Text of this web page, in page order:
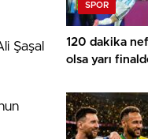
Şaşal
SPOR
120 dakika
olsa yarı